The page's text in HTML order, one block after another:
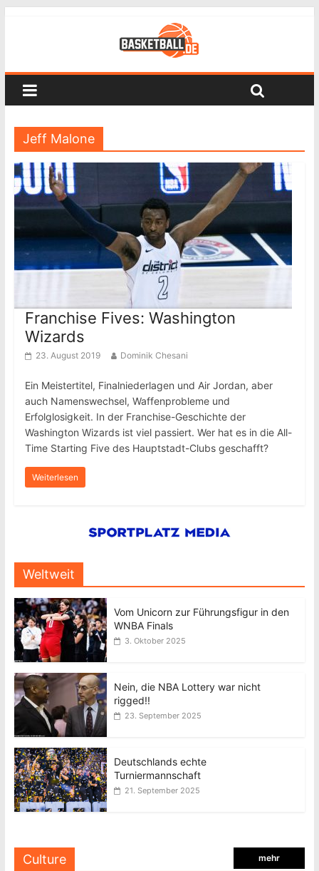
Jeff Malone
Franchise Fives: Washington
Wizards
23. August 2019 Dominik Chesani
Ein Meistertitel, Finalniederlagen und Air Jordan, aber
auch Namenswechsel, Waffenprobleme und
Erfolglosigkeit. In der Franchise-Geschichte der
Washington Wizards ist viel passiert. Wer hat es in die All-
Time Starting Five des Hauptstadt-Clubs geschafft?
Weiterlesen
Weltweit
Vom Unicorn zur Führungsfigur in den
WNBA Finals
3. Oktober 2025
Nein, die NBA Lottery war nicht
rigged!!
23. September 2025
Deutschlands echte
Turniermannschaft
21. September 2025
Culture mehr